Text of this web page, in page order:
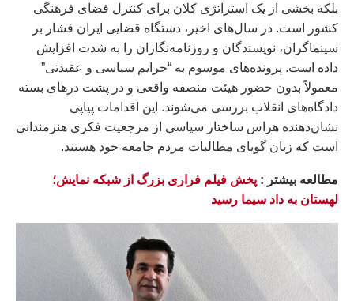
بلکه بخشی از یک استراتژی کلان برای کنترل فضای فرهنگی
کشور است. در سال‌های اخیر، دستگاه قضایی ایران فشار بر
سینماگران، نویسندگان و روزنامه‌نگاران را به شدت افزایش
داده است. پرونده‌های موسوم به “جرایم سیاسی و عقیدتی”
معمولاً بدون حضور هیئت منصفه واقعی و در پشت درهای بسته
دادگاه‌های انقلاب بررسی می‌شوند. این اقدامات پیاپی
نشان‌دهنده هراس ساختار سیاسی از مرجعیت فکری هنرمندانی
است که زبان گویای مطالبات مردم جامعه خود هستند.
مطالعه بيشتر : پخش فیلم فراری بزرگ از شبکه نمایش؛
لهستان به داد سیما رسید